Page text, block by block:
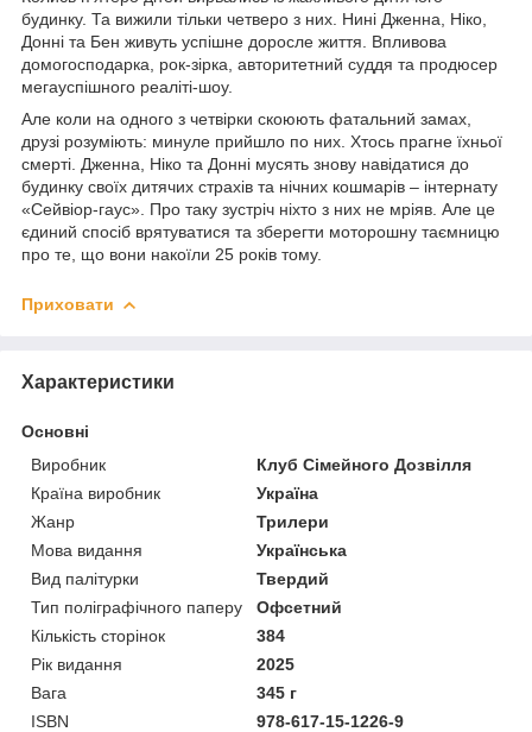
будинку. Та вижили тільки четверо з них. Нині Дженна, Ніко,
Донні та Бен живуть успішне доросле життя. Впливова
домогосподарка, рок-зірка, авторитетний суддя та продюсер
мегауспішного реаліті-шоу.
Але коли на одного з четвірки скоюють фатальний замах,
друзі розуміють: минуле прийшло по них. Хтось прагне їхньої
смерті. Дженна, Ніко та Донні мусять знову навідатися до
будинку своїх дитячих страхів та нічних кошмарів – інтернату
«Сейвіор-гаус». Про таку зустріч ніхто з них не мріяв. Але це
єдиний спосіб врятуватися та зберегти моторошну таємницю
про те, що вони накоїли 25 років тому.
Приховати
Характеристики
Основні
Виробник
Клуб Сімейного Дозвілля
Країна виробник
Україна
Жанр
Трилери
Мова видання
Українська
Вид палітурки
Твердий
Тип поліграфічного паперу
Офсетний
Кількість сторінок
384
Рік видання
2025
Вага
345 г
ISBN
978-617-15-1226-9